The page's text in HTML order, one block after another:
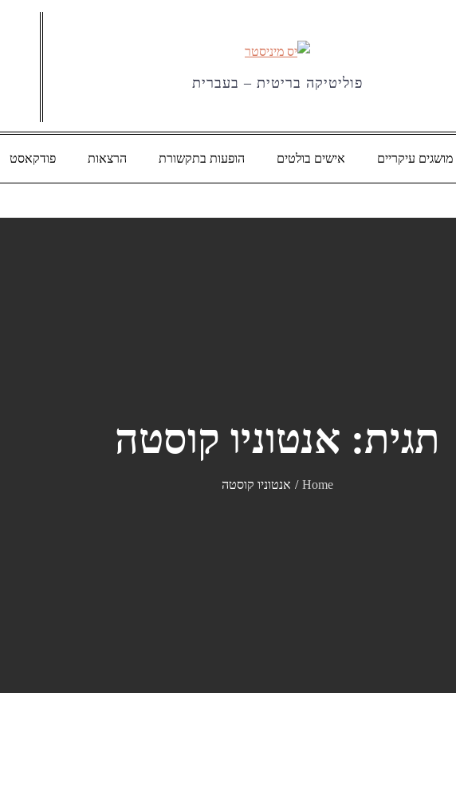
פוליטיקה בריטית – בעברית
מושגים עיקריים אישים בולטים הופעות בתקשורת הרצאות פודקאסט
תגית: אנטוניו קוסטה
Home אנטוניו קוסטה